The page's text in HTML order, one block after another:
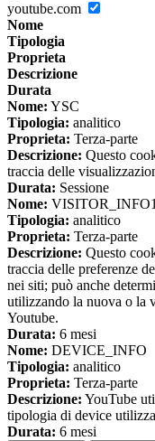
youtube.com
Nome
Tipologia
Proprieta
Descrizione
Durata
Nome: YSC
Tipologia: analitico
Proprieta: Terza-parte
Descrizione: Questo
traccia delle
Durata: Sessione
Nome:
Tipologia: analitico
Proprieta: Terza-parte
Descrizione: Questo
traccia delle preferenze
nei siti; può anche
utilizzando la nuova o la
Youtube.
Durata: 6 mesi
Nome: DEVICE_INFO
Tipologia: analitico
Proprieta: Terza-parte
Descrizione: YouTube
tipologia di device
Durata: 6 mesi